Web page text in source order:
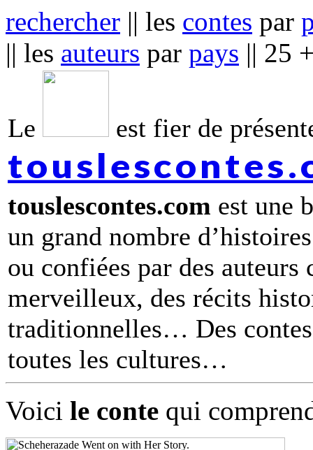
rechercher || les contes par
|| les auteurs par pays || 25
Le est fier de
touslescontes.com est une
un grand nombre
ou confiées par des
merveilleux, des récits
traditionnelles… Des
toutes les cultures
Voici le conte qui